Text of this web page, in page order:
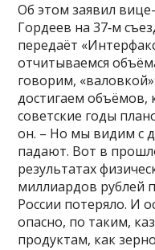
Об этом заявил
Гордеев на 37‑м
передаёт
отчитываемся
говорим,
достигаем
советские годы
он. – Но мы видим с
падают. Вот в
результатах
миллиардов рублей
России потеряло. И
опасно, по таким,
продуктам, как